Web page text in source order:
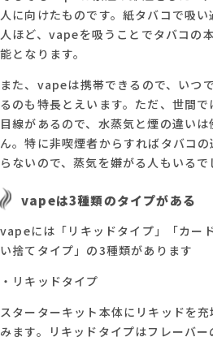
人に向けたものです。紙タバコで吸い
人ほど、vapeを吸うことでタバコの
能となります。
また、vapeは携帯できるので、いつ
るのも特長とえいます。ただ、世間
目線があるので、水蒸気と煙の違い
ん。特に非喫煙者からすればタバコ
らないので、蒸気を嫌がる人もいるで
vapeは3種類のタイプがある
vapeには「リキッドタイプ」「カー
い捨てタイプ」の3種類があります
・リキッドタイプ
スターターキット本体にリキッドを
みます。リキッドタイプはフレーバー